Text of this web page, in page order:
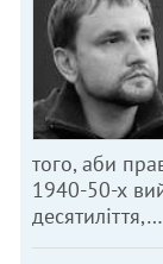
того, аби
1940-50-х
десятиліття,…